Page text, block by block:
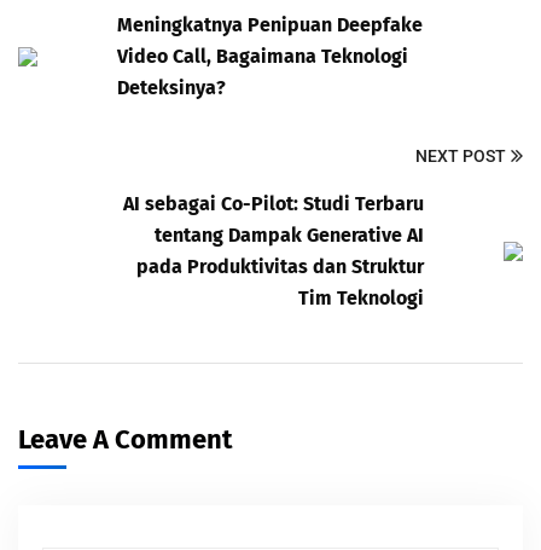
Meningkatnya Penipuan Deepfake
Video Call, Bagaimana Teknologi
Deteksinya?
NEXT POST
AI sebagai Co-Pilot: Studi Terbaru
tentang Dampak Generative AI
pada Produktivitas dan Struktur
Tim Teknologi
Leave A Comment